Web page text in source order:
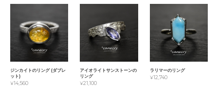
ジンカイトのリング (ダブレ
ット)
¥14,560
アイオライトサンストーンの
リング
¥21,100
ラリマーのリング
¥12,740